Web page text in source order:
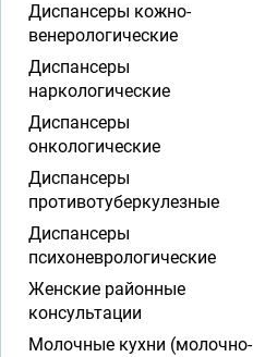
Диспансеры кожно-
венерологические
Диспансеры
наркологические
Диспансеры
онкологические
Диспансеры
противотуберкулезные
Диспансеры
психоневрологические
Женские районные
консультации
Молочные кухни (молочно-